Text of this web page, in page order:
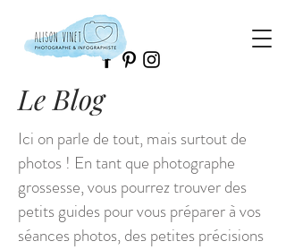
Le Blog
Ici on parle de tout, mais surtout de
photos ! En tant que photographe
grossesse, vous pourrez trouver des
petits guides pour vous préparer à vos
séances photos, des petites précisions